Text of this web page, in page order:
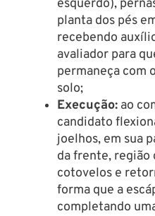
esquerdo),
planta dos pés
recebendo
avaliador para
permaneça com
solo;
Execução: ao
candidato
joelhos, em sua
da frente, região
cotovelos e
forma que a
completando